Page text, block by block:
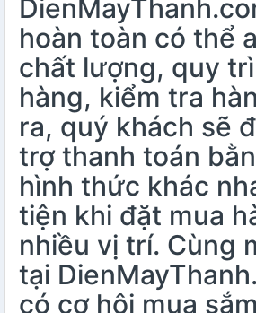
hoàn toàn có thể
chất lượng, quy
hàng, kiểm tra
ra, quý khách sẽ
trợ thanh toán
hình thức khác
tiện khi đặt mua
nhiều vị trí. Cùng
tại
có cơ hội mua